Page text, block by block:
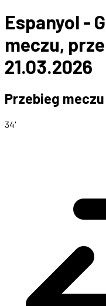
Espanyol -
meczu,
21.03.2026
Przebieg meczu
34'